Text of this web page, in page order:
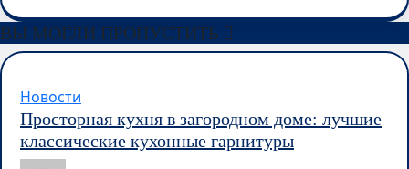
ВЫ МОГЛИ ПРОПУСТИТЬ
Новости
Просторная кухня в загородном доме: лучшие
классические кухонные гарнитуры